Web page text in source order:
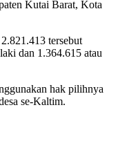
Kutai Barat, Kota
tersebut
dan 1.364.615 atau
hak pilihnya
se-Kaltim.